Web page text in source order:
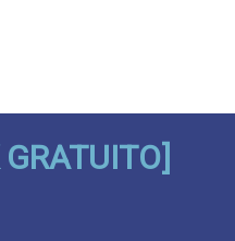
GRATUITO]